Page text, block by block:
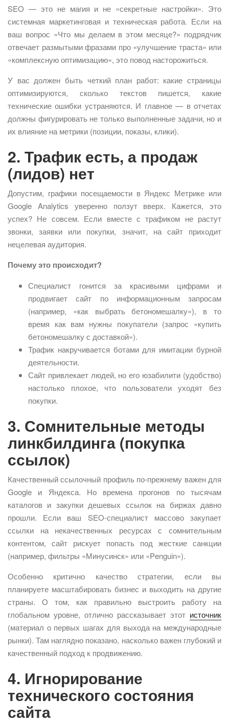
SEO — это не магия и не «секретные настройки». Это
системная маркетинговая и техническая работа. Если на
ваш вопрос «Что мы делаем в этом месяце?» подрядчик
отвечает размытыми фразами про «улучшение траста» или
«комплексную оптимизацию», это повод насторожиться.
У вас должен быть четкий план работ: какие страницы
оптимизируются, сколько текстов пишется, какие
технические ошибки устраняются. И главное — в отчетах
должны фигурировать не только выполненные задачи, но и
их влияние на метрики (позиции, показы, клики).
2. Трафик есть, а продаж
(лидов) нет
Допустим, графики посещаемости в Яндекс Метрике или
Google Analytics уверенно ползут вверх. Кажется, это
успех? Не совсем. Если вместе с трафиком не растут
звонки, заявки или покупки, значит, на сайт приходит
нецелевая аудитория.
Почему это происходит?
Специалист гонится за красивыми цифрами и
продвигает сайт по информационным запросам
(например, «как выбрать бетономешалку»), в то
время как вам нужны покупатели (запрос «купить
бетономешалку с доставкой»).
Трафик накручивается ботами для имитации бурной
деятельности.
Сайт привлекает людей, но его юзабилити (удобство)
настолько плохое, что пользователи уходят без
покупки.
3. Сомнительные методы
линкбилдинга (покупка
ссылок)
Качественный ссылочный профиль по-прежнему важен для
Google и Яндекса. Но времена прогонов по тысячам
каталогов и закупки дешевых ссылок на биржах давно
прошли. Если ваш SEO-специалист массово закупает
ссылки на некачественных ресурсах с сомнительным
контентом, сайт рискует попасть под жесткие санкции
(например, фильтры «Минусинск» или «Penguin»).
Особенно критично качество стратегии, если вы
планируете масштабировать бизнес и выходить на другие
страны. О том, как правильно выстроить работу на
глобальном уровне, отлично рассказывает этот источник
(материал о первых шагах для выхода на международные
рынки). Там наглядно показано, насколько важен глубокий и
качественный подход к продвижению.
4. Игнорирование
технического состояния
сайта